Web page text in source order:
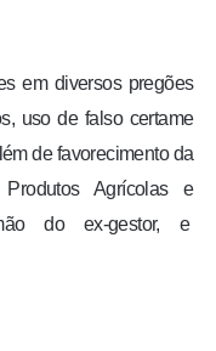
em diversos pregões
uso de falso certame
de favorecimento da
Agrícolas e
do ex-gestor, e